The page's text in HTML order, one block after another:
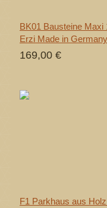
BK01 Bausteine Maxi
Erzi Made in Germany
169,00 €
F1 Parkhaus aus